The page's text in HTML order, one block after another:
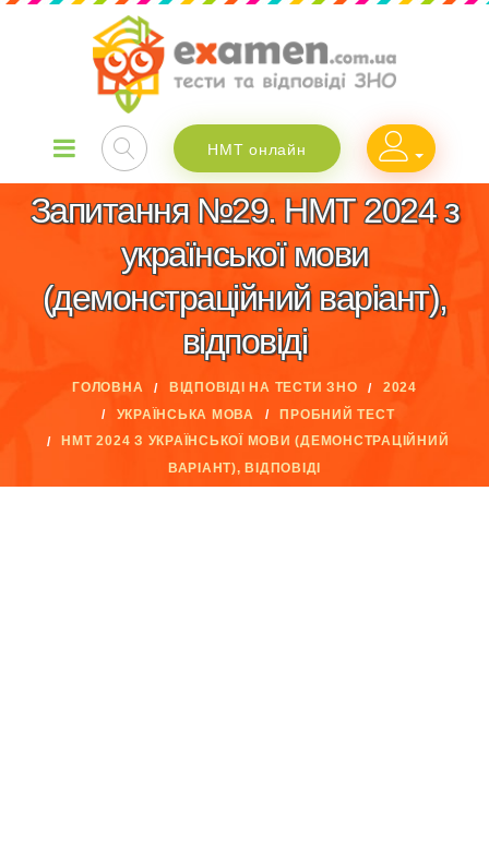
НМТ онлайн
Запитання №29. НМТ 2024 з
української мови
(демонстраційний варіант),
відповіді
ГОЛОВНА ВІДПОВІДІ НА ТЕСТИ ЗНО
2024
УКРАЇНСЬКА МОВА
ПРОБНИЙ ТЕСТ
НМТ 2024 З УКРАЇНСЬКОЇ МОВИ (ДЕМОНСТРАЦІЙНИЙ
ВАРІАНТ), ВІДПОВІДІ